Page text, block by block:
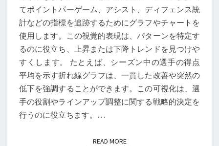
てポイントパーゲーム、アシスト、ディフェンス統
計などの指標を追跡するためにグラフやチャートを
使用します。この視覚的表現は、パターンを特定す
るのに役立ち、上昇または下降トレンドを見つけや
すくします。 たとえば、シーズン中の選手の得点
平均を示す折れ線グラフは、一貫した改善や突然の
低下を強調することができます。この可視化は、選
手の役割やラインアップ調整に関する戦略的決定を
行うのに役立ちます。…
READ MOREREAD MORE